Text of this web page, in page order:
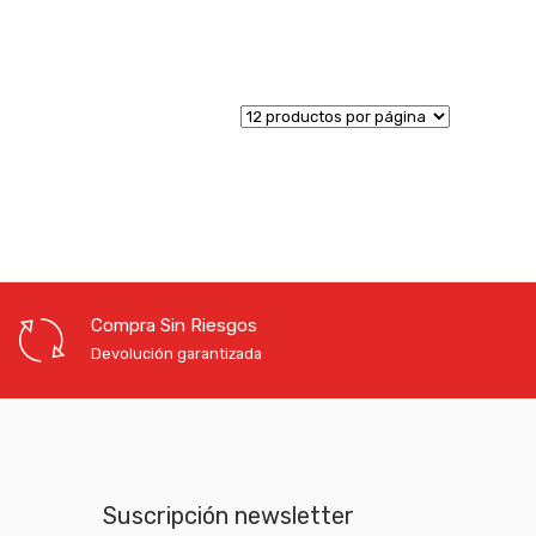
Compra Sin Riesgos
Devolución garantizada
Suscripción newsletter